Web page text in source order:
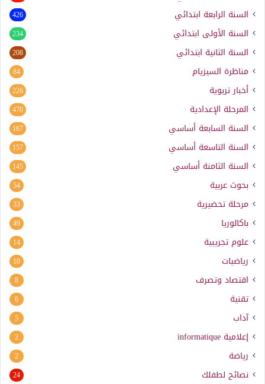
السنة الرابعة ابتدائي 426
السنة الأولى ابتدائي 234
السنة الثانية ابتدائي 208
مناظرة السيزيام 84
أخبار تربوية 226
المرحلة الإعدادية 470
السنة السابعة أساسي 167
السنة التاسعة أساسي 157
السنة الثامنة أساسي 145
بحوث عربية 54
مرحلة تحضيرية 33
باكالوريا 49
علوم تجريبية 14
رياضيات 10
اقتصاد وتصرف 8
تقنية 6
آداب 5
إعلامية informatique
2
رياضة 2
نصائح لطفلك 24